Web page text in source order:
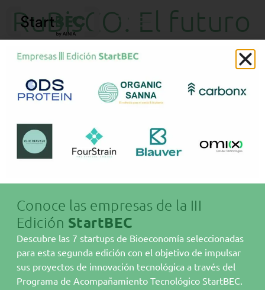
RuBisCO: El futuro
de las proteínas
vegetales
Sobre AINIA
Bioeconomía
Áreas StartBEC
Conoce las empresas de la III
Edición StartBEC
Descubre las 7 startups de Bioeconomía seleccionadas
para esta segunda edición con el objetivo de impulsar
sus proyectos de innovación tecnológica a través del
Programa de Acompañamiento Tecnológico StartBEC.